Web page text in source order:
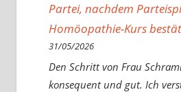
Partei, nachdem
Homöopathie-Kurs
31/05/2026
Den Schritt von Frau
konsequent und gut. Ich